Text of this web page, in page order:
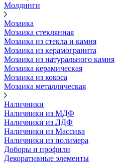
Молдинги
Мозаика
Мозаика стеклянная
Мозаика из стекла и камня
Мозаика из керамогранита
Мозаика из натурального камня
Мозаика керамическая
Мозаика из кокоса
Мозаика металлическая
Наличники
Наличники из МДФ
Наличники из ЛДФ
Наличники из Массива
Наличники из полимера
Доборы и профили
Декоративные элементы